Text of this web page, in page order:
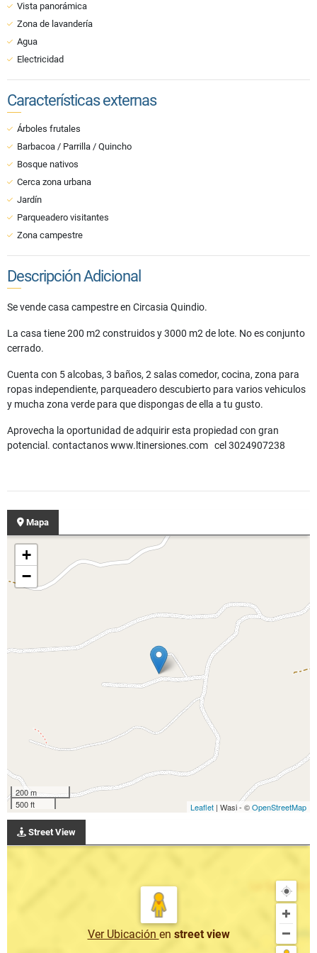
Vista panorámica
Zona de lavandería
Agua
Electricidad
Características externas
Árboles frutales
Barbacoa / Parrilla / Quincho
Bosque nativos
Cerca zona urbana
Jardín
Parqueadero visitantes
Zona campestre
Descripción Adicional
Se vende casa campestre en Circasia Quindio.
La casa tiene 200 m2 construidos y 3000 m2 de lote. No es conjunto
cerrado.
Cuenta con 5 alcobas, 3 baños, 2 salas comedor, cocina, zona para
ropas independiente, parqueadero descubierto para varios vehiculos
y mucha zona verde para que dispongas de ella a tu gusto.
Aprovecha la oportunidad de adquirir esta propiedad con gran
potencial. contactanos www.ltinersiones.com cel 3024907238
Mapa
+
−
200 m
500 ft
Leaflet | Wasi - ©OpenStreetMap
Street View
Ver Ubicación en street view